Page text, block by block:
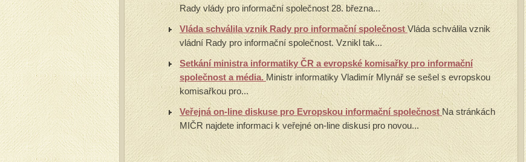
Rady vlády pro informační společnost 28. března...
Vláda schválila vznik Rady pro informační společnostVláda schválila vznik
vládní Rady pro informační společnost. Vznikl tak...
Setkání ministra informatiky ČR a evropské komisařky pro informační
společnost a média.Ministr informatiky Vladimír Mlynář se sešel s evropskou
komisařkou pro...
Veřejná on-line diskuse pro Evropskou informační společnostNa stránkách
MIČR najdete informaci k veřejné on-line diskusi pro novou...